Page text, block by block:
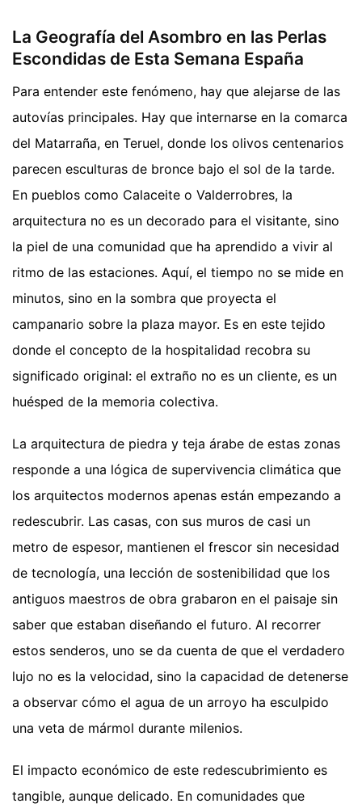
La Geografía del Asombro en las Perlas
Escondidas de Esta Semana España
Para entender este fenómeno, hay que alejarse de las
autovías principales. Hay que internarse en la comarca
del Matarraña, en Teruel, donde los olivos centenarios
parecen esculturas de bronce bajo el sol de la tarde.
En pueblos como Calaceite o Valderrobres, la
arquitectura no es un decorado para el visitante, sino
la piel de una comunidad que ha aprendido a vivir al
ritmo de las estaciones. Aquí, el tiempo no se mide en
minutos, sino en la sombra que proyecta el
campanario sobre la plaza mayor. Es en este tejido
donde el concepto de la hospitalidad recobra su
significado original: el extraño no es un cliente, es un
huésped de la memoria colectiva.
La arquitectura de piedra y teja árabe de estas zonas
responde a una lógica de supervivencia climática que
los arquitectos modernos apenas están empezando a
redescubrir. Las casas, con sus muros de casi un
metro de espesor, mantienen el frescor sin necesidad
de tecnología, una lección de sostenibilidad que los
antiguos maestros de obra grabaron en el paisaje sin
saber que estaban diseñando el futuro. Al recorrer
estos senderos, uno se da cuenta de que el verdadero
lujo no es la velocidad, sino la capacidad de detenerse
a observar cómo el agua de un arroyo ha esculpido
una veta de mármol durante milenios.
El impacto económico de este redescubrimiento es
tangible, aunque delicado. En comunidades que